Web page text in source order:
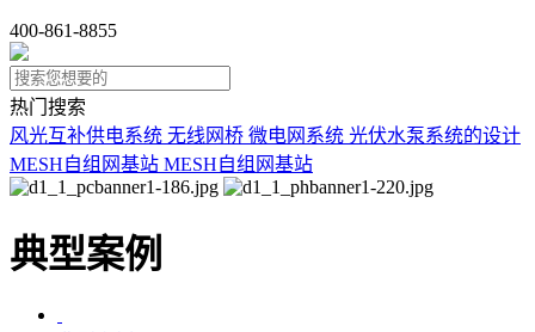
400-861-8855
热门搜索
风光互补供电系统 无线网桥 微电网系统 光伏水泵系统的设计
MESH自组网基站 MESH自组网基站
典型案例